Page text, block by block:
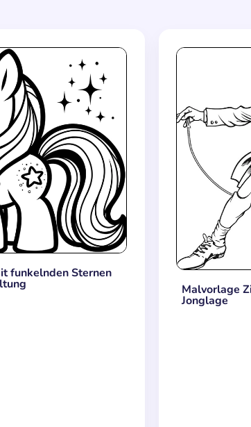
funkelnden Sternen
Malvorlage
Jonglage